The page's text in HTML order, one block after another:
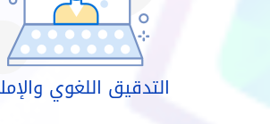
التدقيق اللغوي